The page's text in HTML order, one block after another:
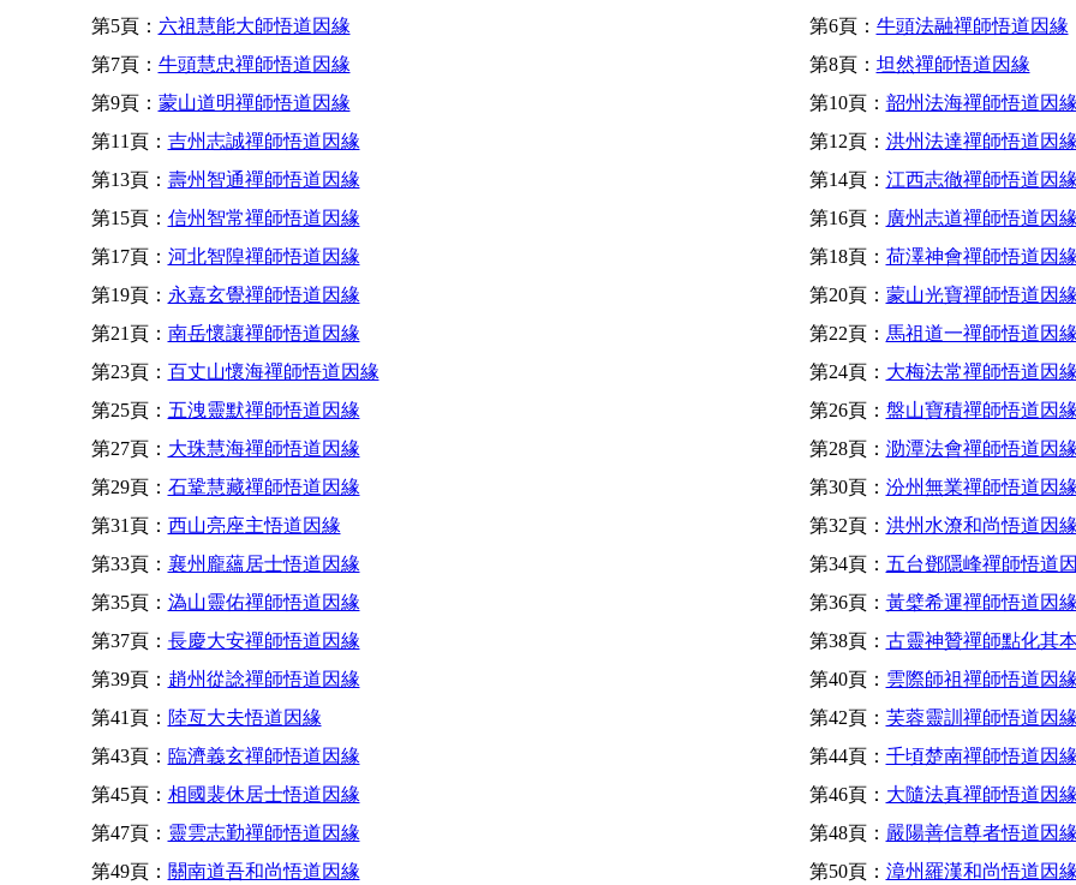
第5頁： 六祖慧能大師悟道因緣 第6頁： 牛頭法融禪師悟道因緣
第7頁： 牛頭慧忠禪師悟道因緣 第8頁： 坦然禪師悟道因緣
第9頁： 蒙山道明禪師悟道因緣 第10頁： 韶州法海禪師悟道因緣
第11頁： 吉州志誠禪師悟道因緣 第12頁： 洪州法達禪師悟道因緣
第13頁： 壽州智通禪師悟道因緣 第14頁： 江西志徹禪師悟道因緣
第15頁： 信州智常禪師悟道因緣 第16頁： 廣州志道禪師悟道因緣
第17頁： 河北智隍禪師悟道因緣 第18頁： 荷澤神會禪師悟道因緣
第19頁： 永嘉玄覺禪師悟道因緣 第20頁： 蒙山光寶禪師悟道因緣
第21頁： 南岳懷讓禪師悟道因緣 第22頁： 馬祖道一禪師悟道因緣
第23頁： 百丈山懷海禪師悟道因緣 第24頁： 大梅法常禪師悟道因緣
第25頁： 五洩靈默禪師悟道因緣 第26頁： 盤山寶積禪師悟道因緣
第27頁： 大珠慧海禪師悟道因緣 第28頁： 泐潭法會禪師悟道因緣
第29頁： 石鞏慧藏禪師悟道因緣 第30頁： 汾州無業禪師悟道因緣
第31頁： 西山亮座主悟道因緣 第32頁： 洪州水潦和尚悟道因緣
第33頁： 襄州龐蘊居士悟道因緣 第34頁： 五台鄧隱峰禪師悟道
第35頁： 溈山靈佑禪師悟道因緣 第36頁： 黃檗希運禪師悟道因緣
第37頁： 長慶大安禪師悟道因緣 第38頁： 古靈神贊禪師點化其
第39頁： 趙州從諗禪師悟道因緣 第40頁： 雲際師祖禪師悟道因緣
第41頁： 陸亙大夫悟道因緣 第42頁： 芙蓉靈訓禪師悟道因緣
第43頁： 臨濟義玄禪師悟道因緣 第44頁： 千頃楚南禪師悟道因緣
第45頁： 相國裴休居士悟道因緣 第46頁： 大隨法真禪師悟道因緣
第47頁： 靈雲志勤禪師悟道因緣 第48頁： 嚴陽善信尊者悟道因緣
第49頁： 關南道吾和尚悟道因緣 第50頁： 漳州羅漢和尚悟道因緣